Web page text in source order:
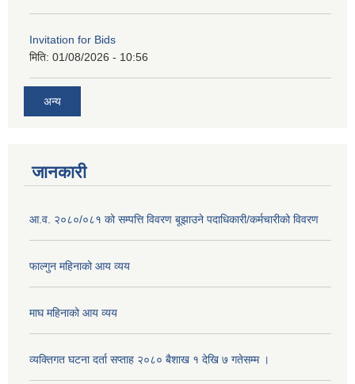
Invitation for Bids
मिति: 01/08/2026 - 10:56
अन्य
जानकारी
आ.व. २०८०/०८१ को सम्पत्ति विवरण बूझाउने पदाधिकारी/कर्मचारीको विवरण
फाल्गुन महिनाको आय व्यय
माघ महिनाको आय व्यय
व्यक्तिगत घटना दर्ता सप्ताह २०८० बैशाख १ देखि ७ गतेसम्म ।